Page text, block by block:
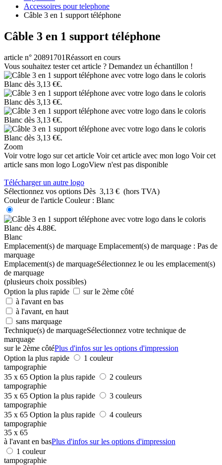
Accessoires pour telephone
Câble 3 en 1 support téléphone
Câble 3 en 1 support téléphone
article n° 20891701Réassort en cours
Vous souhaitez tester cet article ? Demandez un échantillon !
Zoom
Voir votre logo sur cet article Voir cet article avec mon logo Voir cet
article sans mon logo LogoView n'est pas disponible
Télécharger un autre logo
Sélectionnez vos options Dès 3,13 € (hors TVA)
Couleur de l'article Couleur : Blanc
Blanc
Emplacement(s) de marquage Emplacement(s) de marquage : Pas de
marquage
Emplacement(s) de marquageSélectionnez le ou les emplacement(s)
de marquage
(plusieurs choix possibles)
Option la plus rapide
sur le 2ème côté
à l'avant en bas
à l'avant, en haut
sans marquage
Technique(s) de marquageSélectionnez votre technique de
marquage
sur le 2ème côtéPlus d'infos sur les options d'impression
Option la plus rapide
1 couleur
tampographie
35 x 65 Option la plus rapide
2 couleurs
tampographie
35 x 65 Option la plus rapide
3 couleurs
tampographie
35 x 65 Option la plus rapide
4 couleurs
tampographie
35 x 65
à l'avant en basPlus d'infos sur les options d'impression
1 couleur
tampographie